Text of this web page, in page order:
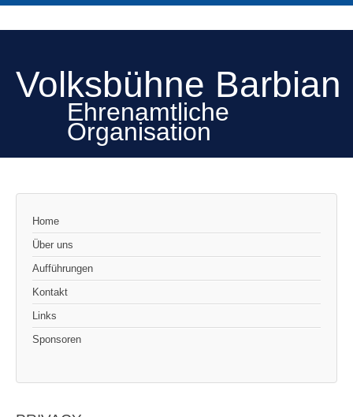
Volksbühne Barbian
Ehrenamtliche
Organisation
Home
Über uns
Aufführungen
Kontakt
Links
Sponsoren